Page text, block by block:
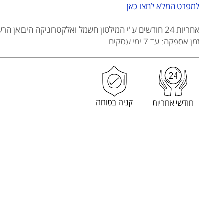
ניידת
WAHL
דגם
5606-
508
מסדרת
WAHL
MUSTACHE
למפרט המלא לחצו כאן
אחריות 24 חודשים
ע"י המילטון חשמל ואלקטרוניקה היבואן
זמן אספקה: עד 7 ימי עסקים